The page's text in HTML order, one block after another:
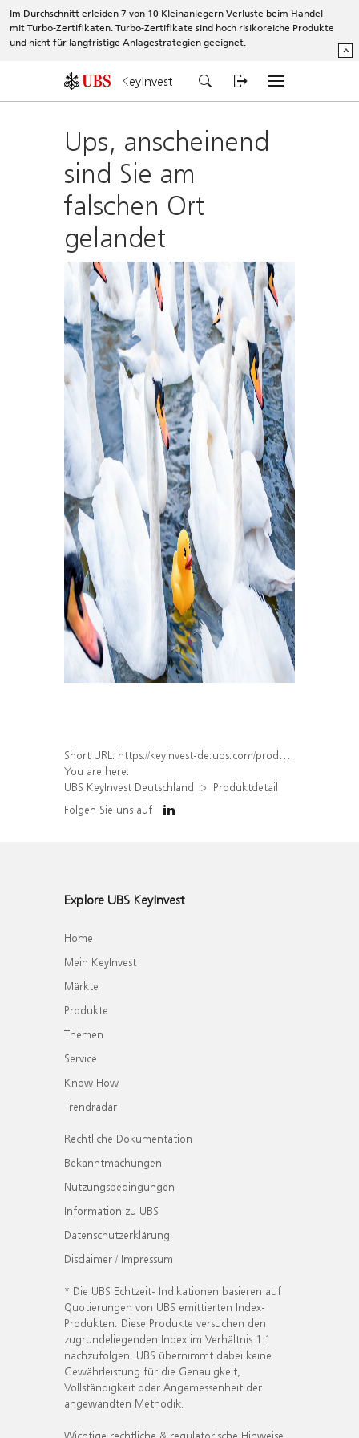
Im Durchschnitt erleiden 7 von 10 Kleinanlegern Verluste beim Handel
mit Turbo-Zertifikaten. Turbo-Zertifikate sind hoch risikoreiche Produkte
und nicht für langfristige Anlagestrategien geeignet.
^
KeyInvest
Ups, anscheinend
sind Sie am
falschen Ort
gelandet
Short URL: https://keyinvest-de.ubs.com/produkt/detail/index/isin/DE000WA4W0M3
You are here:
UBS KeyInvest Deutschland
Produktdetail
Folgen Sie uns auf
Explore UBS KeyInvest
Home
Mein KeyInvest
Märkte
Produkte
Themen
Service
Know How
Trendradar
Rechtliche Dokumentation
Bekanntmachungen
Nutzungsbedingungen
Information zu UBS
Datenschutzerklärung
Disclaimer / Impressum
* Die UBS Echtzeit- Indikationen basieren auf
Quotierungen von UBS emittierten Index-
Produkten. Diese Produkte versuchen den
zugrundeliegenden Index im Verhältnis 1:1
nachzufolgen. UBS übernimmt dabei keine
Gewährleistung für die Genauigkeit,
Vollständigkeit oder Angemessenheit der
angewandten Methodik.